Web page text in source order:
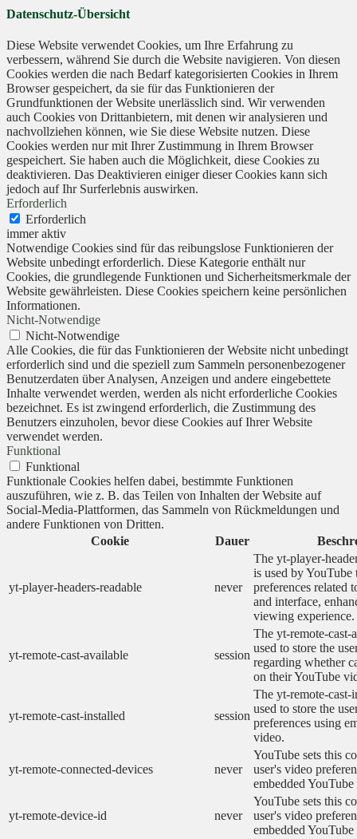
Datenschutz-Übersicht
Diese Website verwendet Cookies, um Ihre Erfahrung zu
verbessern, während Sie durch die Website navigieren. Von diesen
Cookies werden die nach Bedarf kategorisierten Cookies in Ihrem
Browser gespeichert, da sie für das Funktionieren der
Grundfunktionen der Website unerlässlich sind. Wir verwenden
auch Cookies von Drittanbietern, mit denen wir analysieren und
nachvollziehen können, wie Sie diese Website nutzen. Diese
Cookies werden nur mit Ihrer Zustimmung in Ihrem Browser
gespeichert. Sie haben auch die Möglichkeit, diese Cookies zu
deaktivieren. Das Deaktivieren einiger dieser Cookies kann sich
jedoch auf Ihr Surferlebnis auswirken.
Erforderlich
Erforderlich
immer aktiv
Notwendige Cookies sind für das reibungslose Funktionieren der
Website unbedingt erforderlich. Diese Kategorie enthält nur
Cookies, die grundlegende Funktionen und Sicherheitsmerkmale der
Website gewährleisten. Diese Cookies speichern keine persönlichen
Informationen.
Nicht-Notwendige
Nicht-Notwendige
Alle Cookies, die für das Funktionieren der Website nicht unbedingt
erforderlich sind und die speziell zum Sammeln personenbezogener
Benutzerdaten über Analysen, Anzeigen und andere eingebettete
Inhalte verwendet werden, werden als nicht erforderliche Cookies
bezeichnet. Es ist zwingend erforderlich, die Zustimmung des
Benutzers einzuholen, bevor diese Cookies auf Ihrer Website
verwendet werden.
Funktional
Funktional
Funktionale Cookies helfen dabei, bestimmte Funktionen
auszuführen, wie z. B. das Teilen von Inhalten der Website auf
Social-Media-Plattformen, das Sammeln von Rückmeldungen und
andere Funktionen von Dritten.
Cookie
Dauer
yt-player-headers-readable never
The yt-player-
is used by YouTube
preferences related
and interface,
viewing experience.
yt-remote-cast-available session
The yt-remote-cast-
used to store the
regarding whether
on their YouTube
yt-remote-cast-installed session
The yt-remote-cast-
used to store the
preferences using
video.
yt-remote-connected-devices never
YouTube sets this
user's video
embedded
yt-remote-device-id never
YouTube sets this
user's video
embedded